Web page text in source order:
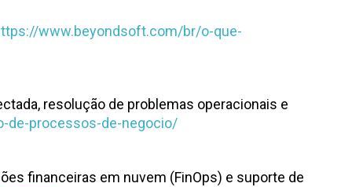
www.beyondsoft.com/br/o-que-
resolução de problemas operacionais e
de-processos-de-negocio/
financeiras em nuvem (FinOps) e suporte de